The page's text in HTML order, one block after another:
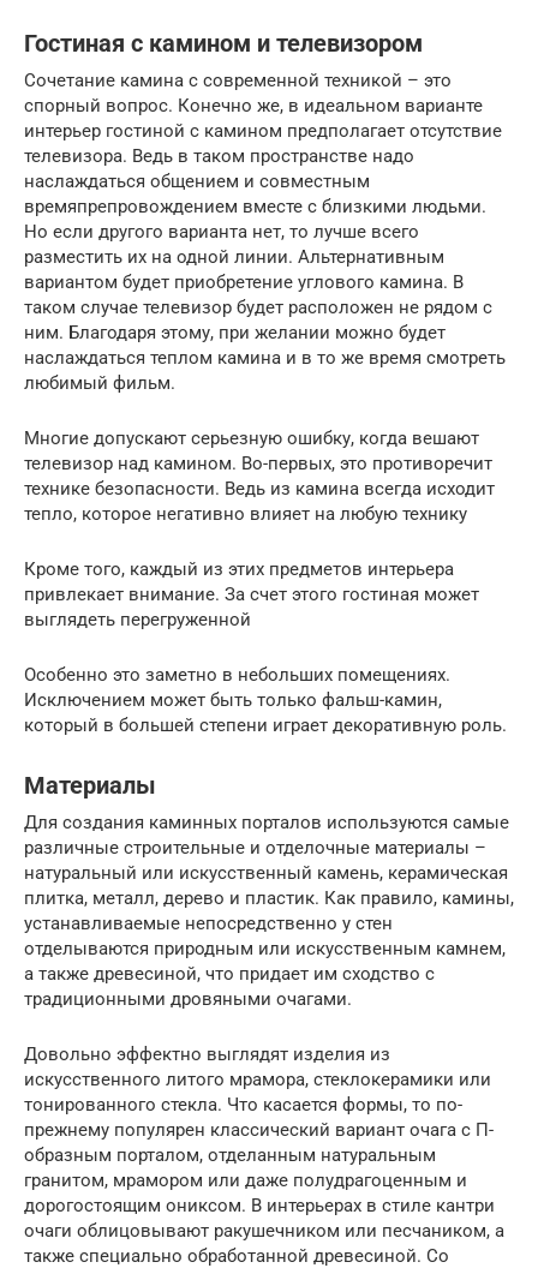
Гостиная с камином и телевизором
Сочетание камина с современной техникой – это
спорный вопрос. Конечно же, в идеальном варианте
интерьер гостиной с камином предполагает отсутствие
телевизора. Ведь в таком пространстве надо
наслаждаться общением и совместным
времяпрепровождением вместе с близкими людьми.
Но если другого варианта нет, то лучше всего
разместить их на одной линии. Альтернативным
вариантом будет приобретение углового камина. В
таком случае телевизор будет расположен не рядом с
ним. Благодаря этому, при желании можно будет
наслаждаться теплом камина и в то же время смотреть
любимый фильм.
Многие допускают серьезную ошибку, когда вешают
телевизор над камином. Во-первых, это противоречит
технике безопасности. Ведь из камина всегда исходит
тепло, которое негативно влияет на любую технику
Кроме того, каждый из этих предметов интерьера
привлекает внимание. За счет этого гостиная может
выглядеть перегруженной
Особенно это заметно в небольших помещениях.
Исключением может быть только фальш-камин,
который в большей степени играет декоративную роль.
Материалы
Для создания каминных порталов используются самые
различные строительные и отделочные материалы –
натуральный или искусственный камень, керамическая
плитка, металл, дерево и пластик. Как правило, камины,
устанавливаемые непосредственно у стен
отделываются природным или искусственным камнем,
а также древесиной, что придает им сходство с
традиционными дровяными очагами.
Довольно эффектно выглядят изделия из
искусственного литого мрамора, стеклокерамики или
тонированного стекла. Что касается формы, то по-
прежнему популярен классический вариант очага с П-
образным порталом, отделанным натуральным
гранитом, мрамором или даже полудрагоценным и
дорогостоящим ониксом. В интерьерах в стиле кантри
очаги облицовывают ракушечником или песчаником, а
также специально обработанной древесиной. Со